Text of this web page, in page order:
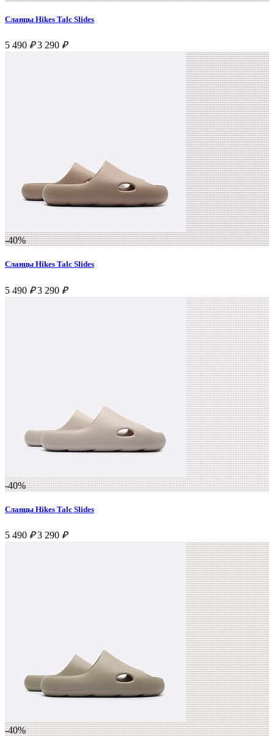
Сланцы Hikes Talc Slides
5 490 ₽ 3 290 ₽
-40%
Сланцы Hikes Talc Slides
5 490 ₽ 3 290 ₽
-40%
Сланцы Hikes Talc Slides
5 490 ₽ 3 290 ₽
-40%